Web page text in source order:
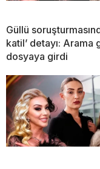
Güllü
katil’ detayı: Arama
dosyaya girdi